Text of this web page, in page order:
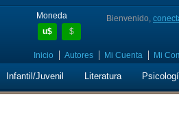
Moneda
u$
$
Bienvenido,
Inicio Autores Mi Cuenta Mi
Infantil/Juvenil Literatura